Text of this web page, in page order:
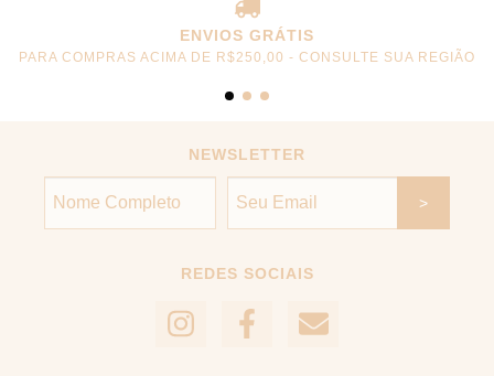
ENVIOS GRÁTIS
PARA COMPRAS ACIMA DE R$250,00 - CONSULTE SUA REGIÃO
NEWSLETTER
REDES SOCIAIS